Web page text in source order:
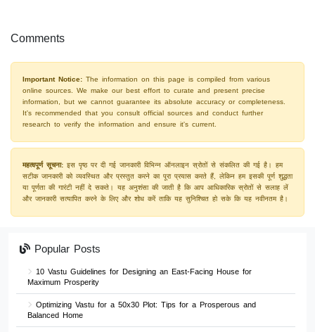
Comments
Important Notice: The information on this page is compiled from various
online sources. We make our best effort to curate and present precise
information, but we cannot guarantee its absolute accuracy or completeness.
It's recommended that you consult official sources and conduct further
research to verify the information and ensure it's current.
महत्वपूर्ण सूचना: इस पृष्ठ पर दी गई जानकारी विभिन्न ऑनलाइन स्रोतों से संकलित की गई है। हम
सटीक जानकारी को व्यवस्थित और प्रस्तुत करने का पूरा प्रयास करते हैं, लेकिन हम इसकी पूर्ण शुद्धता
या पूर्णता की गारंटी नहीं दे सकते। यह अनुशंसा की जाती है कि आप आधिकारिक स्रोतों से सलाह लें
और जानकारी सत्यापित करने के लिए और शोध करें ताकि यह सुनिश्चित हो सके कि यह नवीनतम है।
Popular Posts
10 Vastu Guidelines for Designing an East-Facing House for
Maximum Prosperity
Optimizing Vastu for a 50x30 Plot: Tips for a Prosperous and
Balanced Home